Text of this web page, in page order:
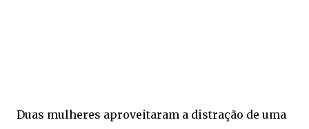
Duas mulheres aproveitaram a distração de uma